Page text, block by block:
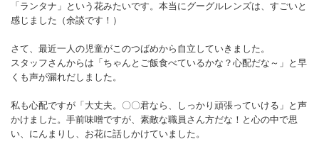
「ランタナ」という花みたいです。本当にグーグルレンズは、すごいと
感じました（余談です！）
さて、最近一人の児童がこのつばめから自立していきました。
スタッフさんからは「ちゃんとご飯食べているかな？心配だな～」と早
くも声が漏れだしました。
私も心配ですが「大丈夫。〇〇君なら、しっかり頑張っていける」と声
かけました。手前味噌ですが、素敵な職員さん方だな！と心の中で思
い、にんまりし、お花に話しかけていました。